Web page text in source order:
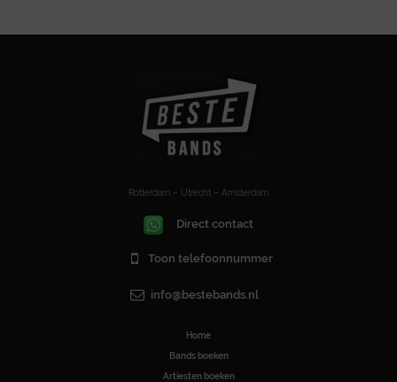
Rotterdam – Utrecht – Amsterdam
Direct contact
Toon telefoonnummer
info@bestebands.nl
Home
Bands boeken
Artiesten boeken